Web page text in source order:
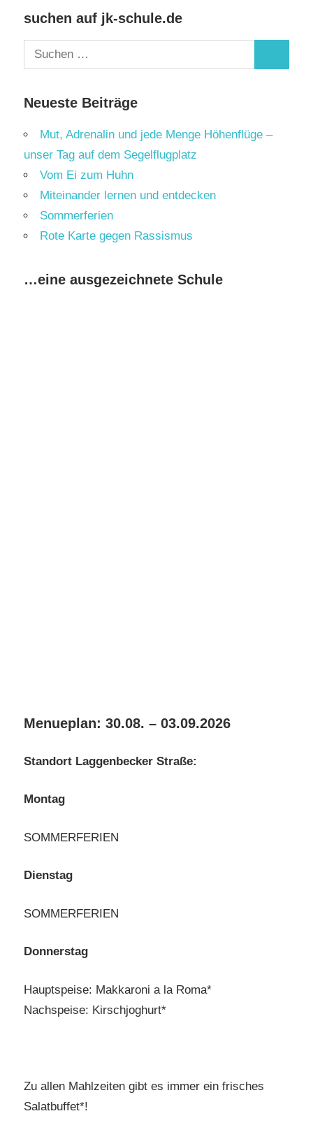
suchen auf jk-schule.de
Suchen
nach:
Neueste Beiträge
Mut, Adrenalin und jede Menge Höhenflüge –
unser Tag auf dem Segelflugplatz
Vom Ei zum Huhn
Miteinander lernen und entdecken
Sommerferien
Rote Karte gegen Rassismus
…eine ausgezeichnete Schule
Menueplan: 30.08. – 03.09.2026
Standort Laggenbecker Straße:
Montag
SOMMERFERIEN
Dienstag
SOMMERFERIEN
Donnerstag
Hauptspeise: Makkaroni a la Roma*
Nachspeise: Kirschjoghurt*
Zu allen Mahlzeiten gibt es immer ein frisches
Salatbuffet*!